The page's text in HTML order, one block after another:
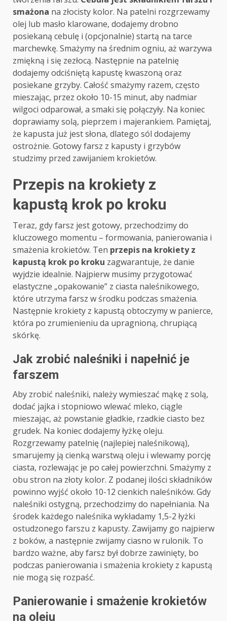
smażona na złocisty kolor. Na patelni rozgrzewamy
olej lub masło klarowane, dodajemy drobno
posiekaną cebulę i (opcjonalnie) startą na tarce
marchewkę. Smażymy na średnim ogniu, aż warzywa
zmiękną i się zezłocą. Następnie na patelnię
dodajemy odciśniętą kapustę kwaszoną oraz
posiekane grzyby. Całość smażymy razem, często
mieszając, przez około 10-15 minut, aby nadmiar
wilgoci odparował, a smaki się połączyły. Na koniec
doprawiamy solą, pieprzem i majerankiem. Pamiętaj,
że kapusta już jest słona, dlatego sól dodajemy
ostrożnie. Gotowy farsz z kapusty i grzybów
studzimy przed zawijaniem krokietów.
Przepis na krokiety z
kapustą krok po kroku
Teraz, gdy farsz jest gotowy, przechodzimy do
kluczowego momentu – formowania, panierowania i
smażenia krokietów. Ten przepis na krokiety z
kapustą krok po kroku zagwarantuje, że danie
wyjdzie idealnie. Najpierw musimy przygotować
elastyczne „opakowanie” z ciasta naleśnikowego,
które utrzyma farsz w środku podczas smażenia.
Następnie krokiety z kapustą obtoczymy w panierce,
która po zrumienieniu da upragnioną, chrupiącą
skórkę.
Jak zrobić naleśniki i napełnić je
farszem
Aby zrobić naleśniki, należy wymieszać mąkę z solą,
dodać jajka i stopniowo wlewać mleko, ciągle
mieszając, aż powstanie gładkie, rzadkie ciasto bez
grudek. Na koniec dodajemy łyżkę oleju.
Rozgrzewamy patelnię (najlepiej naleśnikową),
smarujemy ją cienką warstwą oleju i wlewamy porcję
ciasta, rozlewając je po całej powierzchni. Smażymy z
obu stron na złoty kolor. Z podanej ilości składników
powinno wyjść około 10-12 cienkich naleśników. Gdy
naleśniki ostygną, przechodzimy do napełniania. Na
środek każdego naleśnika wykładamy 1,5-2 łyżki
ostudzonego farszu z kapusty. Zawijamy go najpierw
z boków, a następnie zwijamy ciasno w rulonik. To
bardzo ważne, aby farsz był dobrze zawinięty, bo
podczas panierowania i smażenia krokiety z kapustą
nie mogą się rozpaść.
Panierowanie i smażenie krokietów
na oleju